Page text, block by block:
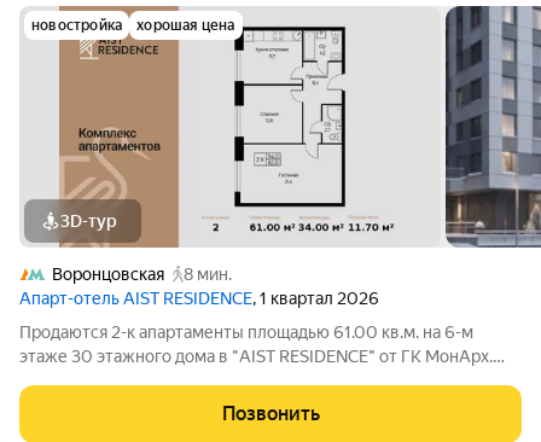
новостройка хорошая цена
3D-тур
Воронцовская
8 мин.
Апарт-отель AIST RESIDENCE, 1 квартал 2026
Продаются 2-к апартаменты площадью 61.00 кв.м. на 6-м
этаже 30 этажного дома в "AIST RESIDENCE" от ГК МонАрх.
стремится к гармонии между динамичной городской жизнью и
отдыхом на природе.
Позвонить